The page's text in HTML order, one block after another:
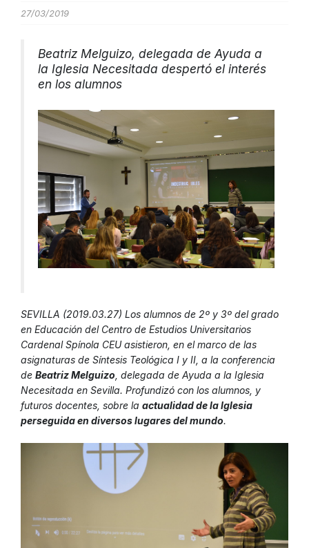
27/03/2019
Beatriz Melguizo, delegada de Ayuda a
la Iglesia Necesitada despertó el interés
en los alumnos
SEVILLA (2019.03.27) Los alumnos de 2º y 3º del grado
en Educación del Centro de Estudios Universitarios
Cardenal Spínola CEU asistieron, en el marco de las
asignaturas de Síntesis Teológica I y II, a la conferencia
de Beatriz Melguizo , delegada de Ayuda a la Iglesia
Necesitada en Sevilla. Profundizó con los alumnos, y
futuros docentes, sobre la actualidad de la Iglesia
perseguida en diversos lugares del mundo.